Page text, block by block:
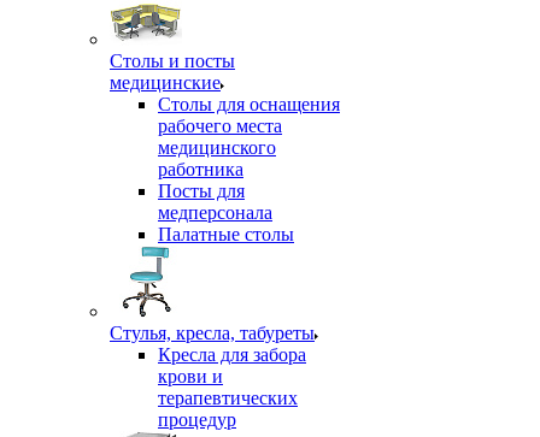
Столы и посты
медицинские
Столы для оснащения
рабочего места
медицинского
работника
Посты для
медперсонала
Палатные столы
Стулья, кресла, табуреты
Кресла для забора
крови и
терапевтических
процедур